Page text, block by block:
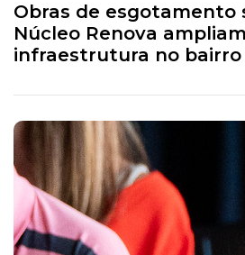
Obras de esgotamento
Núcleo Renova ampliam
infraestrutura no